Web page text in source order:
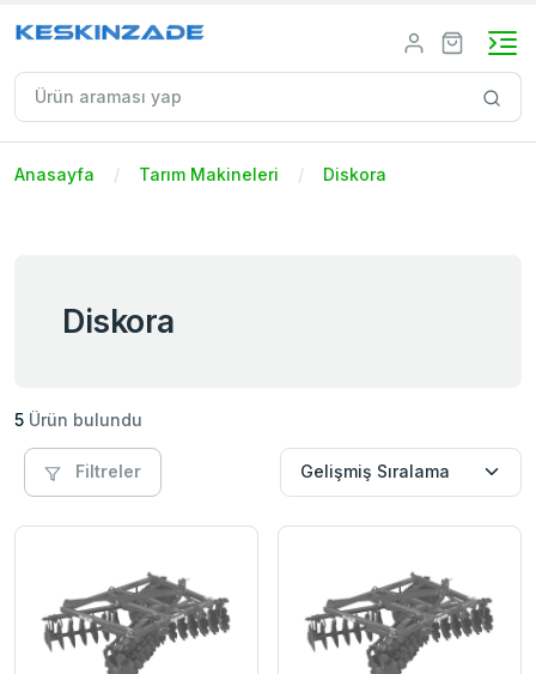
Anasayfa Tarım Makineleri Diskora
Diskora
5 Ürün bulundu
Filtreler